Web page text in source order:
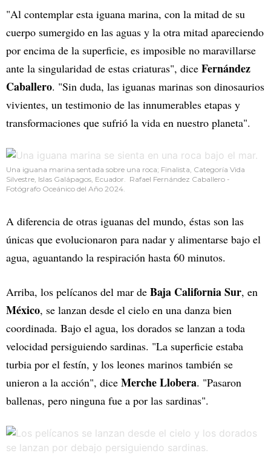
"Al contemplar esta iguana marina, con la mitad de su
cuerpo sumergido en las aguas y la otra mitad apareciendo
por encima de la superficie, es imposible no maravillarse
ante la singularidad de estas criaturas", dice Fernández
Caballero. "Sin duda, las iguanas marinas son dinosaurios
vivientes, un testimonio de las innumerables etapas y
transformaciones que sufrió la vida en nuestro planeta".
Una iguana marina sentada sobre una roca; Finalista, Categoría Vida
Silvestre, Islas Galápagos, Ecuador. Rafael Fernández Caballero -
Fotógrafo Oceánico del Año 2024.
A diferencia de otras iguanas del mundo, éstas son las
únicas que evolucionaron para nadar y alimentarse bajo el
agua, aguantando la respiración hasta 60 minutos.
Arriba, los pelícanos del mar de Baja California Sur, en
México, se lanzan desde el cielo en una danza bien
coordinada. Bajo el agua, los dorados se lanzan a toda
velocidad persiguiendo sardinas. "La superficie estaba
turbia por el festín, y los leones marinos también se
unieron a la acción", dice Merche Llobera. "Pasaron
ballenas, pero ninguna fue a por las sardinas".